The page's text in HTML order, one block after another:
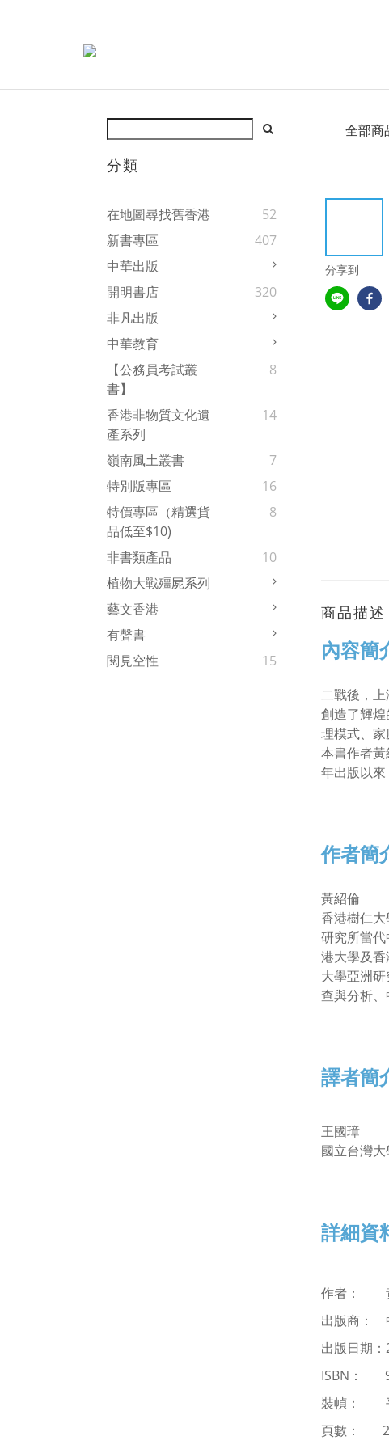
分類
在地圖尋找舊香港
52
新書專區
407
中華出版
開明書店
320
非凡出版
中華教育
【公務員考試叢
書】
8
香港非物質文化遺
產系列
14
嶺南風土叢書
7
特別版專區
16
特價專區（精選貨
品低至$10)
8
非書類產品
10
植物大戰殭屍系列
藝文香港
有聲書
閱見空性
15
全部商
分享到
商品描述
內容簡
二戰後，
創造了輝
理模式、
本書作者
年出版以來
作者簡
黃紹倫
香港樹仁
研究所當
港大學及
大學亞洲
查與分析、
譯者簡
王國璋
國立台灣
詳細資
作者 ：
出版商：
出版日期
ISBN ：
裝幀：
頁數：